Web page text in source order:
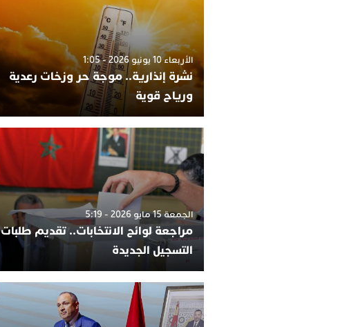
الأربعاء 10 يونيو 2026 - 1:05
نشرة إنذارية.. موجة حر وزخات رعدية
ورياح قوية
الجمعة 15 مايو 2026 - 5:19
مراجعة لوائح الانتخابات.. تقديم طلبات
التسجيل الجديدة